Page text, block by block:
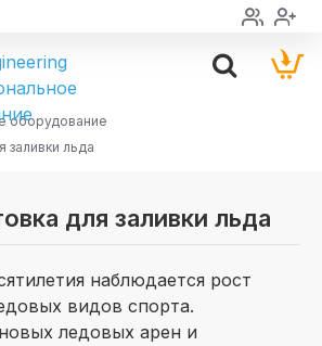
оборудование
заливки льда
для заливки льда
наблюдается рост
видов спорта.
ледовых арен и